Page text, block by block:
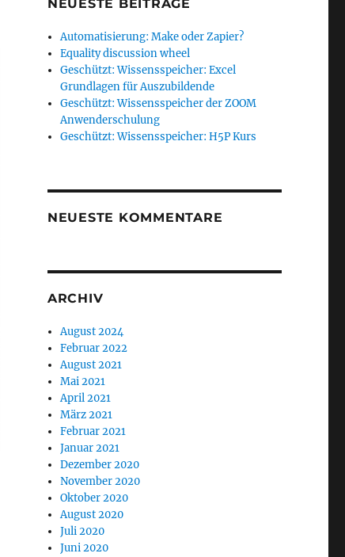
NEUESTE BEITRÄGE
Automatisierung: Make oder Zapier?
Equality discussion wheel
Geschützt: Wissensspeicher: Excel
Grundlagen für Auszubildende
Geschützt: Wissensspeicher der ZOOM
Anwenderschulung
Geschützt: Wissensspeicher: H5P Kurs
NEUESTE KOMMENTARE
ARCHIV
August 2024
Februar 2022
August 2021
Mai 2021
April 2021
März 2021
Februar 2021
Januar 2021
Dezember 2020
November 2020
Oktober 2020
August 2020
Juli 2020
Juni 2020